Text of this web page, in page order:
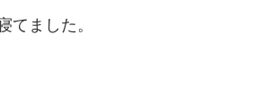
ました。